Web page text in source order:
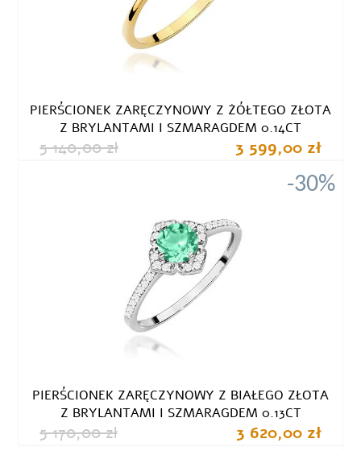
PIERŚCIONEK ZARĘCZYNOWY Z ŻÓŁTEGO ZŁOTA
Z BRYLANTAMI I SZMARAGDEM 0.14CT
5 140,00 zł 3 599,00 zł
-30%
PIERŚCIONEK ZARĘCZYNOWY Z BIAŁEGO ZŁOTA
Z BRYLANTAMI I SZMARAGDEM 0.13CT
5 170,00 zł 3 620,00 zł